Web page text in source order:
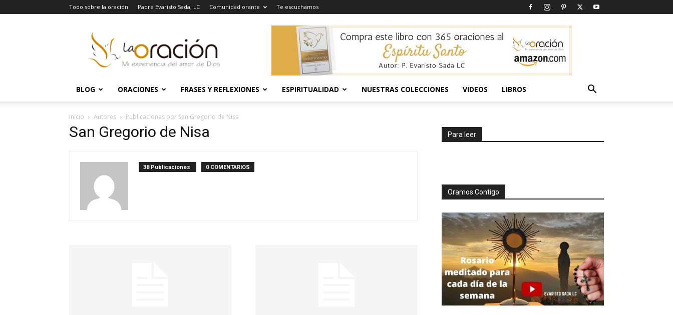
Todo sobre la oración Padre Evaristo Sada, LC Comunidad orante Te escuchamos
Oración
BLOG ORACIONES FRASES Y REFLEXIONES ESPIRITUALIDAD NUESTRAS COLECCIONES VIDEOS LIBROS
Inicio Autores Publicaciones por San Gregorio de Nisa
San Gregorio de Nisa
38 Publicaciones 0 COMENTARIOS
Para leer
Oramos Contigo